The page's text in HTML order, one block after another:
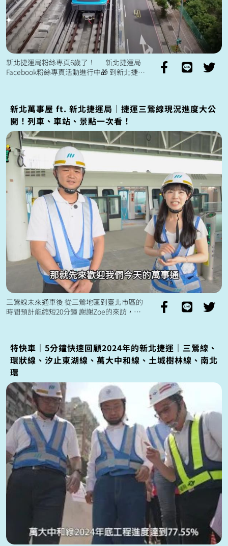
新北捷運局粉絲專頁6歲了！ 新北捷運局
Facebook粉絲專頁活動進行中🎁 到新北捷運
新北萬事屋 ft. 新北捷運局｜捷運三鶯線現況進度大公
開！列車、車站、景點一次看！
三鶯線未來通車後 從三鶯地區到臺北市區的
時間預計能縮短20分鐘 謝謝Zoe的來訪，也
特快車｜5分鐘快速回顧2024年的新北捷運｜三鶯線、
環狀線、汐止東湖線、萬大中和線、土城樹林線、南北
環